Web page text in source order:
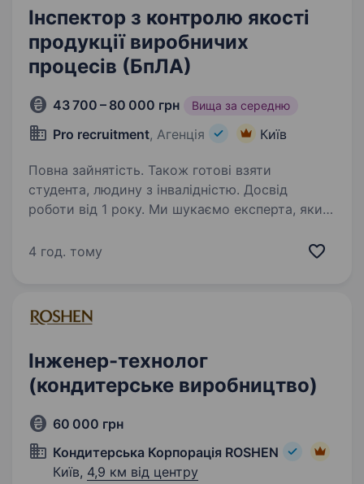
Інспектор з контролю якості
продукції виробничих
процесів (БпЛА)
43 700 – 80 000 грн Вища за середню
Pro recruitment, Агенція Київ
Повна зайнятість. Також готові взяти
студента, людину з інвалідністю. Досвід
роботи від 1 року. Ми шукаємо експерта, який
обладнання. Забезпечить якісну відповідність
Створюємо…
4 год. тому
Інженер-технолог
(кондитерське виробництво)
60 000 грн
Кондитерська Корпорація ROSHEN
Київ, 4,9 км від центру